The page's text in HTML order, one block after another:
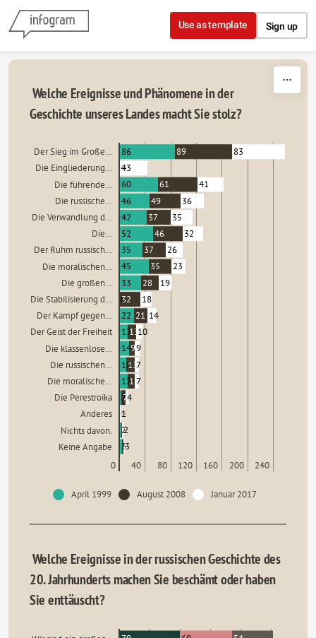
Skip to content
Use as template Sign up
Welche Ereignisse und Phänomene in der
Geschichte unseres Landes macht Sie stolz?
Der Sieg im Große…
Die Eingliederung…
Die führende…
Die russische…
Die Verwandlung d…
Die…
Der Ruhm russisch…
Die moralischen…
Die großen…
Die Stabilisierung d…
Der Kampf gegen…
Der Geist der Freiheit
Die klassenlose…
Die russischen…
Die moralische…
Die Perestroika
Anderes
Nichts davon.
Keine Angabe
0 40 80 120 160 200 240
86 89
83
0
0
43
60
61
41
46
49
36
42
37
35
52
46
32
35
37
26
45
35
23
33
28 19
0
32 18
22 21 14
121310
1499
10137
12117
274
0
0
1
21
2
323
April 1999 August 2008 Januar 2017
Welche Ereignisse in der russischen Geschichte des
20. Jahrhunderts machen Sie beschämt oder haben
Sie enttäuscht?